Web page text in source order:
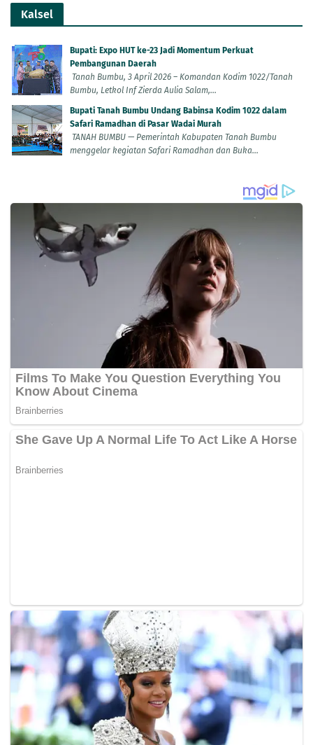
Kalsel
Bupati: Expo HUT ke-23 Jadi Momentum Perkuat
Pembangunan Daerah
Tanah Bumbu, 3 April 2026 – Komandan Kodim 1022/Tanah
Bumbu, Letkol Inf Zierda Aulia Salam,...
Bupati Tanah Bumbu Undang Babinsa Kodim 1022 dalam
Safari Ramadhan di Pasar Wadai Murah
TANAH BUMBU — Pemerintah Kabupaten Tanah Bumbu
menggelar kegiatan Safari Ramadhan dan Buka...